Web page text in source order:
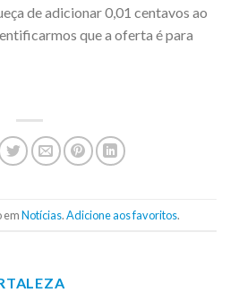
de adicionar 0,01 centavos ao
que a oferta é para
emNotícias.Adicione aos favoritos.